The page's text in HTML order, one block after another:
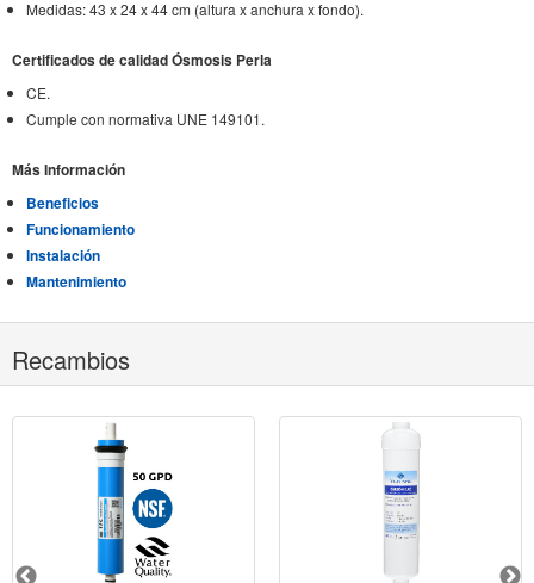
Medidas: 43 x 24 x 44 cm (altura x anchura x fondo).
Certificados de calidad Ósmosis Perla
CE.
Cumple con normativa UNE 149101.
Más Información
Beneficios
Funcionamiento
Instalación
Mantenimiento
Recambios